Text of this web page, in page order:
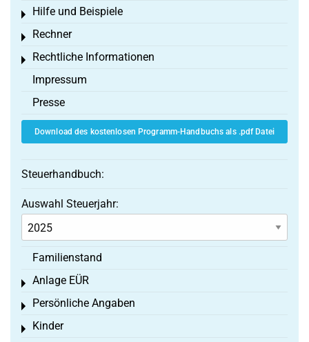
Hilfe und Beispiele
Toggle menu
Rechner
Toggle menu
Rechtliche Informationen
Toggle menu
Impressum
Presse
Download des kostenlosen Programm-Handbuchs als .pdf Datei
Steuerhandbuch:
Auswahl Steuerjahr:
Familienstand
Anlage EÜR
Toggle menu
Persönliche Angaben
Toggle menu
Kinder
Toggle menu